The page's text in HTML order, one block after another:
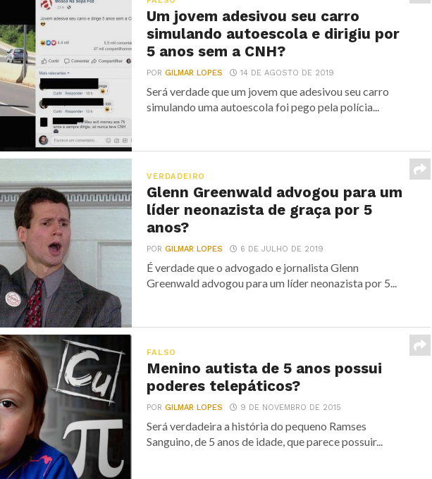
Um jovem adesivou seu carro
simulando autoescola e dirigiu por
5 anos sem a CNH?
PORGILMAR LOPES 14 DE AGOSTO DE 2019
Será verdade que um jovem que adesivou seu carro
simulando uma autoescola foi pego pela polícia...
VERDADEIRO
Glenn Greenwald advogou para um
líder neonazista de graça por 5
anos?
PORGILMAR LOPES 6 DE JULHO DE 2019
É verdade que o advogado e jornalista Glenn
Greenwald advogou para um líder neonazista por 5...
FALSO
Menino autista de 5 anos possui
poderes telepáticos?
PORGILMAR LOPES 9 DE NOVEMBRO DE 2015
Será verdadeira a história do pequeno Ramses
Sanguino, de 5 anos de idade, que parece possuir...